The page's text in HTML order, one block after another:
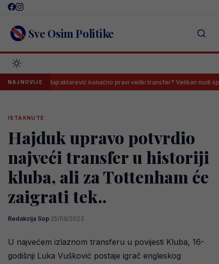
Skip
content Sve Osim Politike
NAJNOVIJE
Bajraktarević konačno pravi veliki transfer? Velikan nudi spas bh.
ISTAKNUTE
Hajduk upravo potvrdio
najveći transfer u historiji
kluba, ali za Tottenham će
zaigrati tek..
Redakcija Sop·25/09/2023
U najvećem izlaznom transferu u povijesti Kluba, 16-
godišnji Luka Vušković postaje igrač engleskog